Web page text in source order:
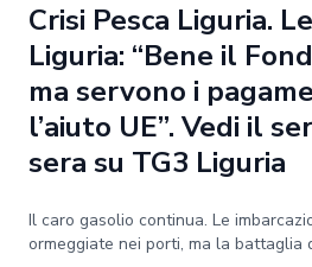
Crisi Pesca Liguria.
Liguria: “Bene il
ma servono i
l’aiuto UE”. Vedi il
sera su TG3 Liguria
Il caro gasolio continua. Le
ormeggiate nei porti, ma la battaglia